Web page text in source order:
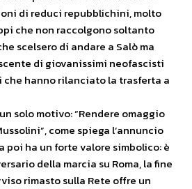
di reduci repubblichini, molto
che non raccolgono soltanto
scelsero di andare a Salò ma
di giovanissimi neofascisti
hanno rilanciato la trasferta a
solo motivo: “Rendere omaggio
come spiega l’annuncio
poi ha un forte valore simbolico: è
della marcia su Roma, la fine
rimasto sulla Rete offre un